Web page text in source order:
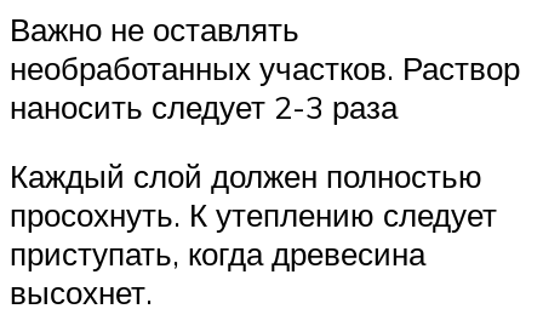
Важно не оставлять
необработанных участков. Раствор
наносить следует 2-3 раза
Каждый слой должен полностью
просохнуть. К утеплению следует
приступать, когда древесина
высохнет.